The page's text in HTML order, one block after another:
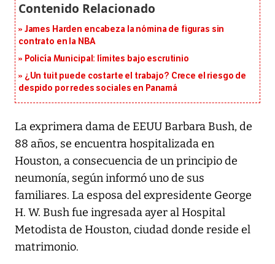
James Harden encabeza la nómina de figuras sin
contrato en la NBA
Policía Municipal: límites bajo escrutinio
¿Un tuit puede costarte el trabajo? Crece el riesgo de
despido por redes sociales en Panamá
La exprimera dama de EEUU Barbara Bush, de
88 años, se encuentra hospitalizada en
Houston, a consecuencia de un principio de
neumonía, según informó uno de sus
familiares. La esposa del expresidente George
H. W. Bush fue ingresada ayer al Hospital
Metodista de Houston, ciudad donde reside el
matrimonio.